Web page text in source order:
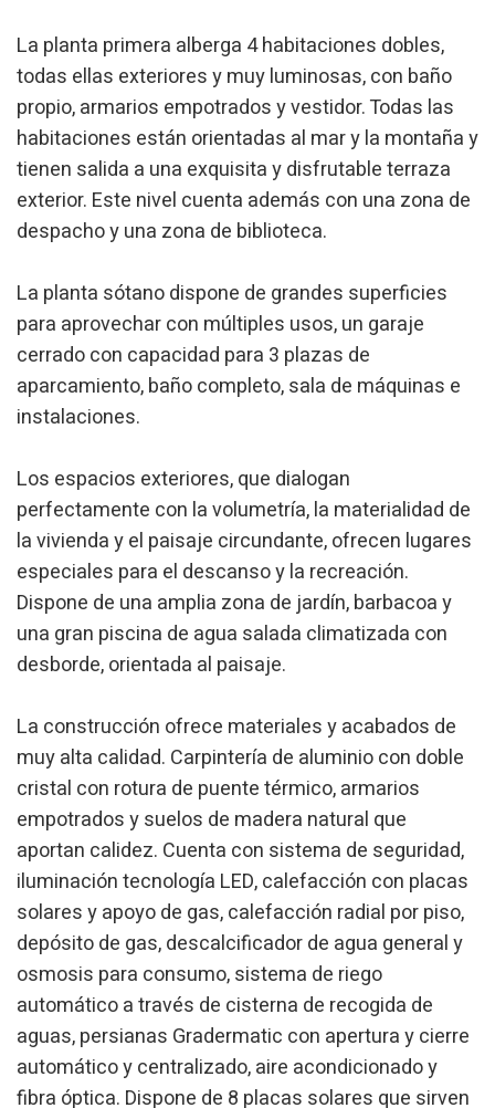
La planta primera alberga 4 habitaciones dobles,
todas ellas exteriores y muy luminosas, con baño
propio, armarios empotrados y vestidor. Todas las
habitaciones están orientadas al mar y la montaña y
tienen salida a una exquisita y disfrutable terraza
exterior. Este nivel cuenta además con una zona de
despacho y una zona de biblioteca.
La planta sótano dispone de grandes superficies
para aprovechar con múltiples usos, un garaje
cerrado con capacidad para 3 plazas de
aparcamiento, baño completo, sala de máquinas e
instalaciones.
Los espacios exteriores, que dialogan
perfectamente con la volumetría, la materialidad de
la vivienda y el paisaje circundante, ofrecen lugares
especiales para el descanso y la recreación.
Dispone de una amplia zona de jardín, barbacoa y
una gran piscina de agua salada climatizada con
desborde, orientada al paisaje.
La construcción ofrece materiales y acabados de
muy alta calidad. Carpintería de aluminio con doble
cristal con rotura de puente térmico, armarios
empotrados y suelos de madera natural que
aportan calidez. Cuenta con sistema de seguridad,
iluminación tecnología LED, calefacción con placas
solares y apoyo de gas, calefacción radial por piso,
depósito de gas, descalcificador de agua general y
osmosis para consumo, sistema de riego
automático a través de cisterna de recogida de
aguas, persianas Gradermatic con apertura y cierre
automático y centralizado, aire acondicionado y
fibra óptica. Dispone de 8 placas solares que sirven
guardar la información de preferencia del usuario para
mejorar la calidad de nuestros servicios y para ofrecer una
mejor experiencia a través de productos recomendados.
Marketing y publicidad
Estas cookies son utilizadas para almacenar información
sobre las preferencias y elecciones personales del usuario
a través de la observación continuada de sus hábitos de
navegación. Gracias a ellas, podemos conocer los hábitos
de navegación en el sitio web y mostrar publicidad